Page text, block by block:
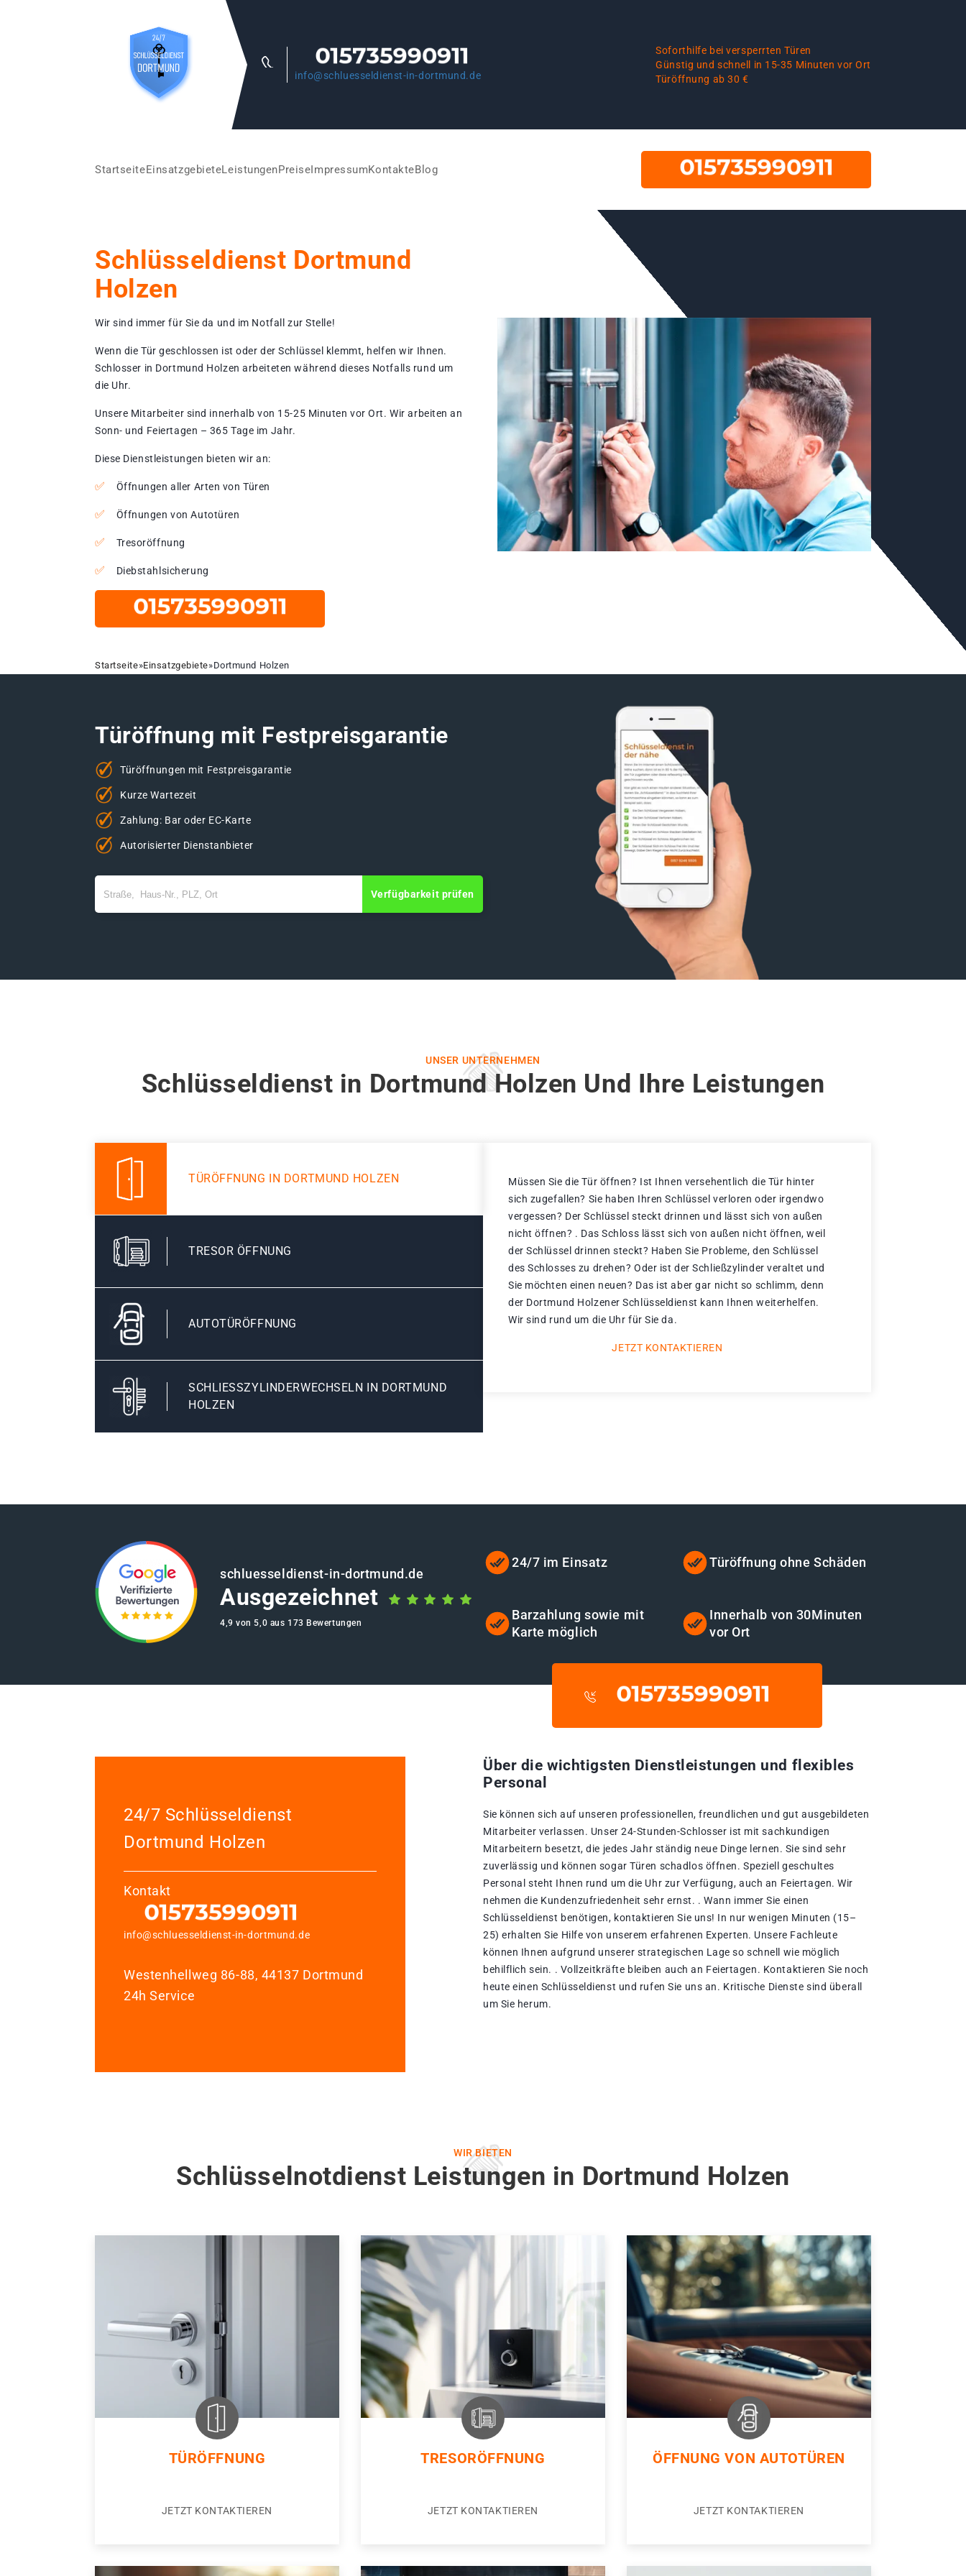
info@schluesseldienst-in-dortmund.de
Soforthilfe bei versperrten Türen
Günstig und schnell in 15-35 Minuten vor Ort
Türöffnung ab 30 €
StartseiteEinsatzgebieteLeistungenPreiseImpressumKontakteBlog
Schlüsseldienst Dortmund
Holzen
Wir sind immer für Sie da und im Notfall zur Stelle!
Wenn die Tür geschlossen ist oder der Schlüssel klemmt, helfen wir Ihnen.
Schlosser in Dortmund Holzen arbeiteten während dieses Notfalls rund um
die Uhr.
Unsere Mitarbeiter sind innerhalb von 15-25 Minuten vor Ort. Wir arbeiten an
Sonn- und Feiertagen – 365 Tage im Jahr.
Diese Dienstleistungen bieten wir an:
Öffnungen aller Arten von Türen
Öffnungen von Autotüren
Tresoröffnung
Diebstahlsicherung
Startseite»Einsatzgebiete»Dortmund Holzen
Türöffnung mit Festpreisgarantie
Türöffnungen mit Festpreisgarantie
Kurze Wartezeit
Zahlung: Bar oder EC-Karte
Autorisierter Dienstanbieter
Verfügbarkeit prüfen
UNSER UNTERNEHMEN
Schlüsseldienst in Dortmund Holzen Und Ihre Leistungen
TÜRÖFFNUNG IN DORTMUND HOLZEN
TRESOR ÖFFNUNG
AUTOTÜRÖFFNUNG
SCHLIESSZYLINDERWECHSELN IN DORTMUND H
OLZEN
Müssen Sie die Tür öffnen? Ist Ihnen versehentlich die Tür hinter
sich zugefallen? Sie haben Ihren Schlüssel verloren oder irgendwo
vergessen? Der Schlüssel steckt drinnen und lässt sich von außen
nicht öffnen? . Das Schloss lässt sich von außen nicht öffnen, weil
der Schlüssel drinnen steckt? Haben Sie Probleme, den Schlüssel
des Schlosses zu drehen? Oder ist der Schließzylinder veraltet und
Sie möchten einen neuen? Das ist aber gar nicht so schlimm, denn
der Dortmund Holzener Schlüsseldienst kann Ihnen weiterhelfen.
Wir sind rund um die Uhr für Sie da.
JETZT KONTAKTIEREN
schluesseldienst-in-dortmund.de
Ausgezeichnet
4,9 von 5,0 aus 173 Bewertungen
24/7 im Einsatz Türöffnung ohne Schäden
Barzahlung sowie mit
Karte möglich
Innerhalb von 30Minuten
vor Ort
24/7 Schlüsseldienst
Dortmund Holzen
Kontakt
info@schluesseldienst-in-dortmund.de
Westenhellweg 86-88, 44137 Dortmund
24h Service
Über die wichtigsten Dienstleistungen und flexibles
Personal
Sie können sich auf unseren professionellen, freundlichen und gut ausgebildeten
Mitarbeiter verlassen. Unser 24-Stunden-Schlosser ist mit sachkundigen
Mitarbeitern besetzt, die jedes Jahr ständig neue Dinge lernen. Sie sind sehr
zuverlässig und können sogar Türen schadlos öffnen. Speziell geschultes
Personal steht Ihnen rund um die Uhr zur Verfügung, auch an Feiertagen. Wir
nehmen die Kundenzufriedenheit sehr ernst. . Wann immer Sie einen
Schlüsseldienst benötigen, kontaktieren Sie uns! In nur wenigen Minuten (15–
25) erhalten Sie Hilfe von unserem erfahrenen Experten. Unsere Fachleute
können Ihnen aufgrund unserer strategischen Lage so schnell wie möglich
behilflich sein. . Vollzeitkräfte bleiben auch an Feiertagen. Kontaktieren Sie noch
heute einen Schlüsseldienst und rufen Sie uns an. Kritische Dienste sind überall
um Sie herum.
WIR BIETEN
Schlüsselnotdienst Leistungen in Dortmund Holzen
TÜRÖFFNUNG
JETZT KONTAKTIEREN
TRESORÖFFNUNG
JETZT KONTAKTIEREN
ÖFFNUNG VON AUTOTÜREN
JETZT KONTAKTIEREN